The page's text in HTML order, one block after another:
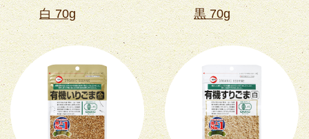
白 70g
黒 70g